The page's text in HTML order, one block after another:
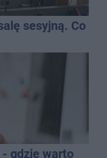
sesyjną. Co
- gdzie warto